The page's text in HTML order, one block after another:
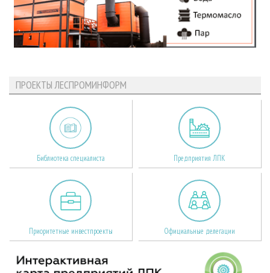
ПРОЕКТЫ ЛЕСПРОМИНФОРМ
Библиотека специалиста Предприятия ЛПК
Приоритетные инвестпроекты Официальные делегации